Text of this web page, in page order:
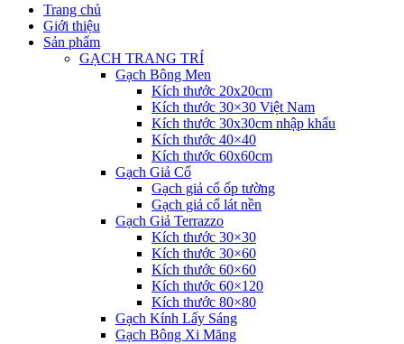
Trang chủ
Giới thiệu
Sản phẩm
GẠCH TRANG TRÍ
Gạch Bông Men
Kích thước 20x20cm
Kích thước 30×30 Việt Nam
Kích thước 30x30cm nhập khẩu
Kích thước 40×40
Kích thước 60x60cm
Gạch Giả Cổ
Gạch giả cổ ốp tường
Gạch giả cổ lát nền
Gạch Giả Terrazzo
Kích thước 30×30
Kích thước 30×60
Kích thước 60×60
Kích thước 60×120
Kích thước 80×80
Gạch Kính Lấy Sáng
Gạch Bông Xi Măng